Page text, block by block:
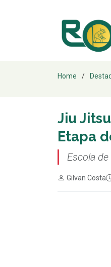
Home
Jiu
Etapa
Escola
Gilvan Costa